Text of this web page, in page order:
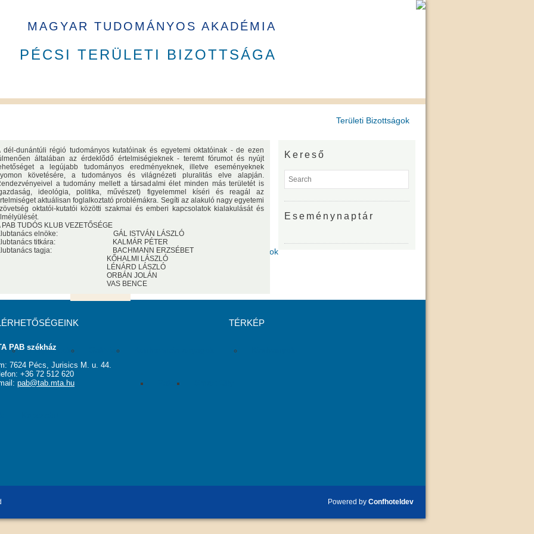
MAGYAR TUDOMÁNYOS AKADÉMIA
PÉCSI TERÜLETI BIZOTTSÁGA
A PAB tagja 2023 - 2026 ciklusban
Nem akadémikus közgyűlési képviselők Szavazati jogú tagok
meghívottak Tudós Klub Testületek
Pályázatok
Területi Bizottságok
dél-dunántúli régió tudományos kutatóinak és egyetemi oktatóinak - de ezen
általában az érdeklődő értelmiségieknek - teremt fórumot és nyújt
a legújabb tudományos eredményeknek, illetve eseményeknek
követésére, a tudományos és világnézeti pluralitás elve alapján.
a tudomány mellett a társadalmi élet minden más területét is
ideológia, politika, művészet) figyelemmel kíséri és reagál az
aktuálisan foglalkoztató problémákra. Segíti az alakuló nagy egyetemi
oktatói-kutatói közötti szakmai és emberi kapcsolatok kialakulását és
PAB TUDÓS KLUB VEZETŐSÉGE
elnöke: GÁL ISTVÁN LÁSZLÓ
titkára: KALMÁR PÉTER
tagja: BACHMANN ERZSÉBET
KŐHALMI LÁSZLÓ
LÉNÁRD LÁSZLÓ
ORBÁN JOLÁN
VAS BENCE
Kereső
Eseménynaptár
PAB székház
7624 Pécs, Jurisics M. u. 44.
+36 72 512 620
pab@tab.mta.hu
TÉRKÉP
Powered by Confhoteldev